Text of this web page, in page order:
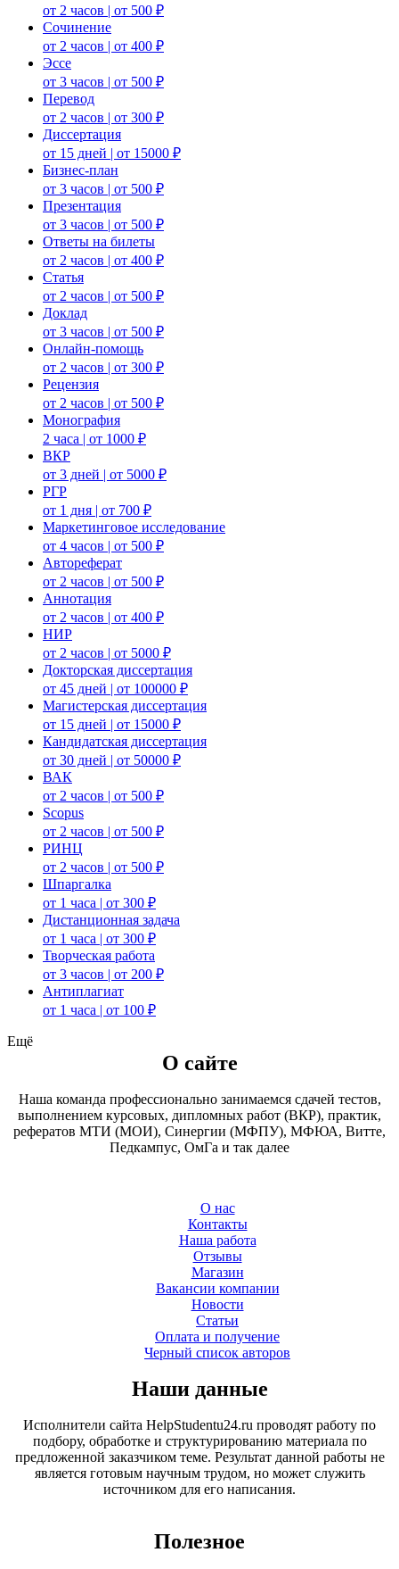
от 2 часов | от 500 ₽
Сочинение
от 2 часов | от 400 ₽
Эссе
от 3 часов | от 500 ₽
Перевод
от 2 часов | от 300 ₽
Диссертация
от 15 дней | от 15000 ₽
Бизнес-план
от 3 часов | от 500 ₽
Презентация
от 3 часов | от 500 ₽
Ответы на билеты
от 2 часов | от 400 ₽
Статья
от 2 часов | от 500 ₽
Доклад
от 3 часов | от 500 ₽
Онлайн-помощь
от 2 часов | от 300 ₽
Рецензия
от 2 часов | от 500 ₽
Монография
2 часа | от 1000 ₽
ВКР
от 3 дней | от 5000 ₽
РГР
от 1 дня | от 700 ₽
Маркетинговое исследование
от 4 часов | от 500 ₽
Автореферат
от 2 часов | от 500 ₽
Аннотация
от 2 часов | от 400 ₽
НИР
от 2 часов | от 5000 ₽
Докторская диссертация
от 45 дней | от 100000 ₽
Магистерская диссертация
от 15 дней | от 15000 ₽
Кандидатская диссертация
от 30 дней | от 50000 ₽
ВАК
от 2 часов | от 500 ₽
Scopus
от 2 часов | от 500 ₽
РИНЦ
от 2 часов | от 500 ₽
Шпаргалка
от 1 часа | от 300 ₽
Дистанционная задача
от 1 часа | от 300 ₽
Творческая работа
от 3 часов | от 200 ₽
Антиплагиат
от 1 часа | от 100 ₽
Ещё
О сайте
Наша команда профессионально занимаемся сдачей тестов,
выполнением курсовых, дипломных работ (ВКР), практик,
рефератов МТИ (МОИ), Синергии (МФПУ), МФЮА, Витте,
Педкампус, ОмГа и так далее
О нас
Контакты
Наша работа
Отзывы
Магазин
Вакансии компании
Новости
Статьи
Оплата и получение
Черный список авторов
Наши данные
Исполнители сайта HelpStudentu24.ru проводят работу по
подбору, обработке и структурированию материала по
предложенной заказчиком теме. Результат данной работы не
является готовым научным трудом, но может служить
источником для его написания.
Полезное